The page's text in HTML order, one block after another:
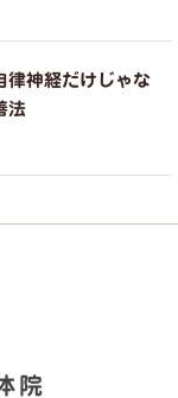
律神経だけじゃな
法
院